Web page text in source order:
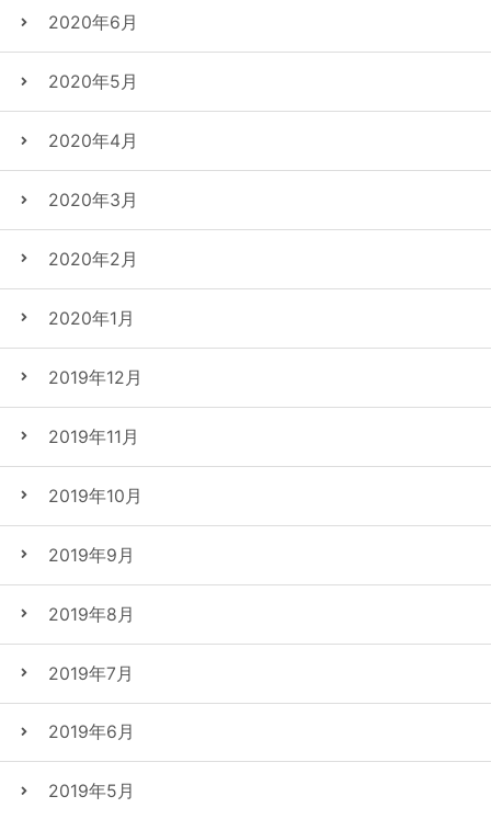
2020年6月
2020年5月
2020年4月
2020年3月
2020年2月
2020年1月
2019年12月
2019年11月
2019年10月
2019年9月
2019年8月
2019年7月
2019年6月
2019年5月